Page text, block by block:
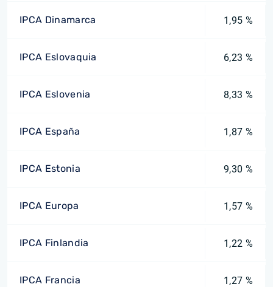
IPCA Dinamarca 1,95 %
IPCA Eslovaquia 6,23 %
IPCA Eslovenia 8,33 %
IPCA España 1,87 %
IPCA Estonia 9,30 %
IPCA Europa 1,57 %
IPCA Finlandia 1,22 %
IPCA Francia 1,27 %